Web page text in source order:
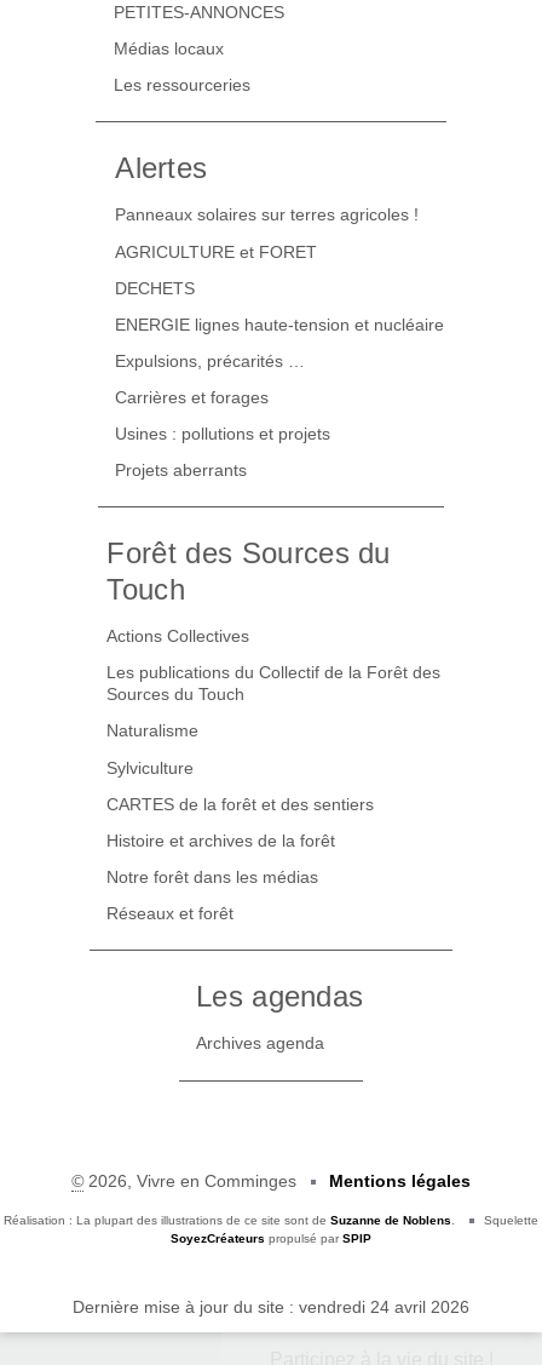
PETITES-ANNONCES
Médias locaux
Les ressourceries
Alertes
Panneaux solaires sur terres agricoles !
AGRICULTURE et FORET
DECHETS
ENERGIE lignes haute-tension et nucléaire
Expulsions, précarités …
Carrières et forages
Usines : pollutions et projets
Projets aberrants
Forêt des Sources du
Touch
Actions Collectives
Les publications du Collectif de la Forêt des
Sources du Touch
Naturalisme
Sylviculture
CARTES de la forêt et des sentiers
Histoire et archives de la forêt
Notre forêt dans les médias
Réseaux et forêt
Les agendas
Archives agenda
©2026, Vivre en Comminges Mentions légales
Réalisation : La plupart des illustrations de ce site sont deSuzanne de Noblens
Squelette
SoyezCréateurs propulsé par SPIP
Dernière mise à jour du site : vendredi 24 avril 2026